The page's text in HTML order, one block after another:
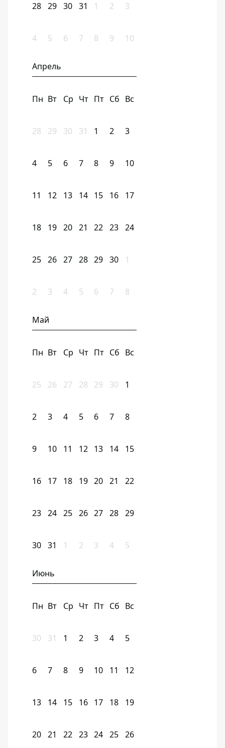
28 29 30 31 1 2 3
4 5 6 7 8 9 10
Апрель
Пн Вт Ср Чт Пт Сб Вс
28 29 30 31 1 2 3
4 5 6 7 8 9 10
11 12 13 14 15 16 17
18 19 20 21 22 23 24
25 26 27 28 29 30 1
2 3 4 5 6 7 8
Май
Пн Вт Ср Чт Пт Сб Вс
25 26 27 28 29 30 1
2 3 4 5 6 7 8
9 10 11 12 13 14 15
16 17 18 19 20 21 22
23 24 25 26 27 28 29
30 31 1 2 3 4 5
Июнь
Пн Вт Ср Чт Пт Сб Вс
30 31 1 2 3 4 5
6 7 8 9 10 11 12
13 14 15 16 17 18 19
20 21 22 23 24 25 26